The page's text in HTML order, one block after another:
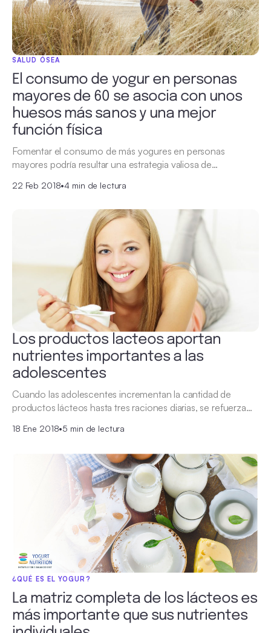
SALUD ÓSEA
El consumo de yogur en personas
mayores de 60 se asocia con unos
huesos más sanos y una mejor
función física
Fomentar el consumo de más yogures en personas
mayores podría resultar una estrategia valiosa de…
22 Feb 2018•4 min de lectura
Los productos lacteos aportan
nutrientes importantes a las
adolescentes
Cuando las adolescentes incrementan la cantidad de
productos lácteos hasta tres raciones diarias, se refuerza…
18 Ene 2018•5 min de lectura
¿QUÉ ES EL YOGUR?
La matriz completa de los lácteos es
más importante que sus nutrientes